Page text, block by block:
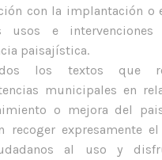
con la implantación o
usos e intervenciones
paisajística.
los textos que
municipales en
o mejora del
recoger expresamente
al uso y